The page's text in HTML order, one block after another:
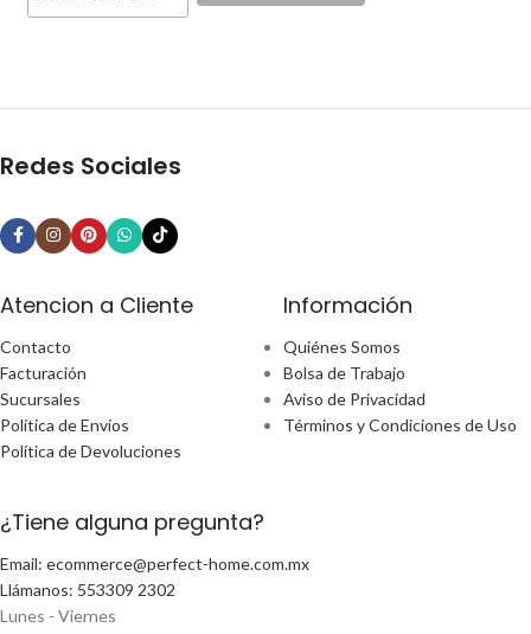
Redes Sociales
Atencion a Cliente
Contacto
Facturación
Sucursales
Política de Envíos
Política de Devoluciones
Información
Quiénes Somos
Bolsa de Trabajo
Aviso de Privacidad
Términos y Condiciones de Uso
¿Tiene alguna pregunta?
Email: ecommerce@perfect-home.com.mx
Llámanos: 553309 2302
Lunes - Viernes